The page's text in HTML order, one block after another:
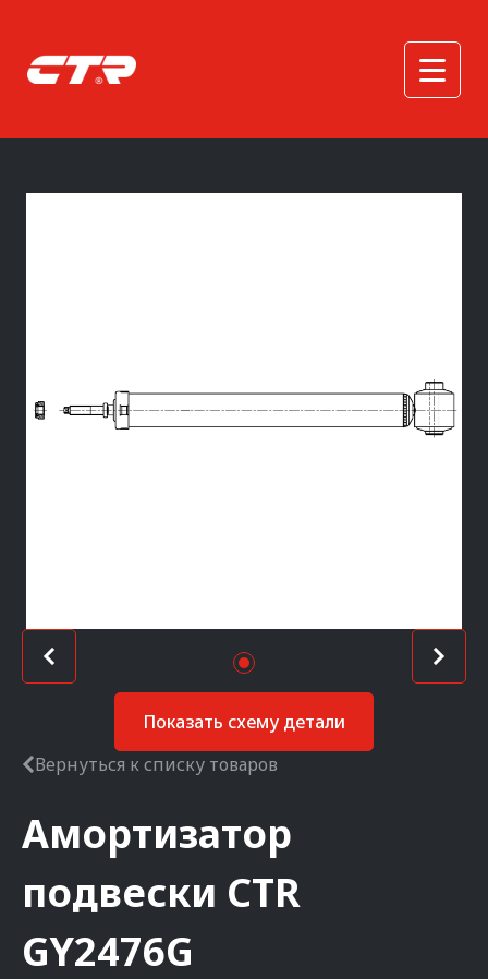
Показать схему детали
Вернуться к списку товаров
Амортизатор
подвески CTR
GY2476G